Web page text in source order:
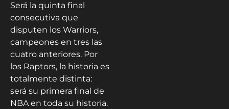
Será la quinta final
consecutiva que
disputen los Warriors,
campeones en tres las
cuatro anteriores. Por
los Raptors, la historia es
totalmente distinta:
será su primera final de
NBA en toda su historia.